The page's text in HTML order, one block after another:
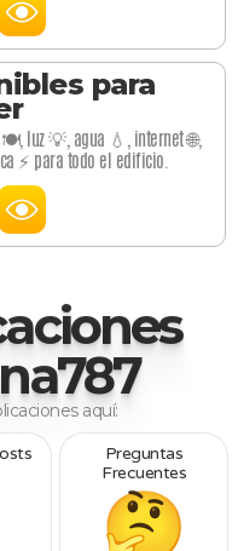
para
luz 💡, agua 💧, internet 🌐,
⚡ para todo el edificio.
aquí:
Preguntas
Frecuentes